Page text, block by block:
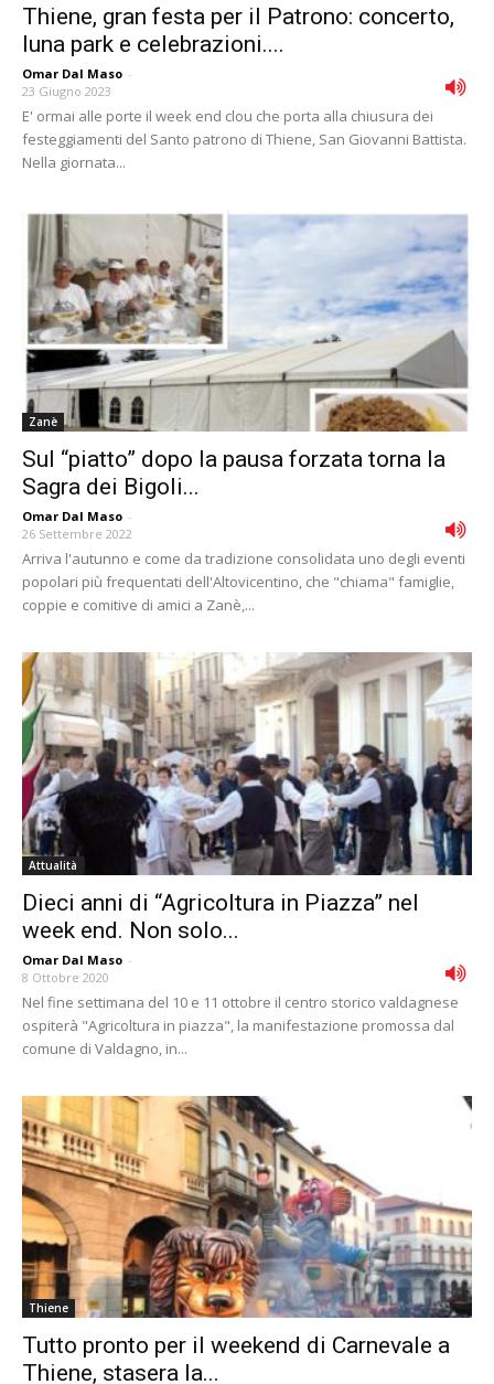
Thiene, gran festa per il Patrono: concerto,
luna park e celebrazioni....
Omar Dal Maso -
23 Giugno 2023
E' ormai alle porte il week end clou che porta alla chiusura dei
festeggiamenti del Santo patrono di Thiene, San Giovanni Battista.
Nella giornata...
Zanè
Sul “piatto” dopo la pausa forzata torna la
Sagra dei Bigoli...
Omar Dal Maso -
26 Settembre 2022
Arriva l'autunno e come da tradizione consolidata uno degli eventi
popolari più frequentati dell'Altovicentino, che "chiama" famiglie,
coppie e comitive di amici a Zanè,...
Attualità
Dieci anni di “Agricoltura in Piazza” nel
week end. Non solo...
Omar Dal Maso -
8 Ottobre 2020
Nel fine settimana del 10 e 11 ottobre il centro storico valdagnese
ospiterà "Agricoltura in piazza", la manifestazione promossa dal
comune di Valdagno, in...
Thiene
Tutto pronto per il weekend di Carnevale a
Thiene, stasera la...